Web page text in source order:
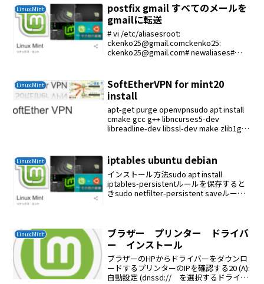
Linux Mint
postfix gmail すべてのメールを
gmailに転送
# vi /etc/aliasesroot:
ckenko25@gmail.comckenko25:
ckenko25@gmail.com# newaliases#
Linux Mint
SoftEtherVPN for mint20
install
apt-get purge openvpnsudo apt install
cmake gcc g++ libncurses5-dev
libreadline-dev libssl-dev make zlib1g-
Linux Mint iptables ubuntu debian
インストール方法sudo apt install
iptables-persistentルールを保存すると
きsudo netfilter-persistent saveルール
Linux Mint
ブラザー プリンター ドライバ
ー インストール
ブラザーのHPからドライバーをダウンロ
ードするプリンターのIPを確認する20 (A):
自動設定 (dnssd:// を選択するドライバ